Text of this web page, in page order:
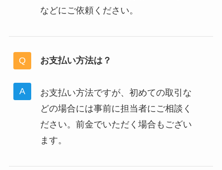
などにご依頼ください。
お支払い方法は？
お支払い方法ですが、初めての取引な
どの場合には事前に担当者にご相談く
ださい。前金でいただく場合もござい
ます。